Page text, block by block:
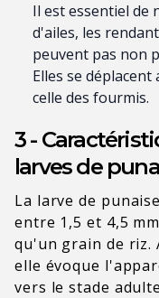
Il est essentiel de
d'ailes, les rendant
peuvent pas non
Elles se
celle des fourmis.
3 -
larves de
La larve de
entre 1,5 et 4,5
qu'un grain de riz.
elle évoque
vers le stade